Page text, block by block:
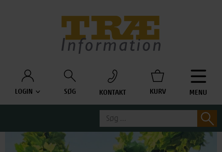
LOGIN SØG KONTAKT KURV MENU
Søg
efter: